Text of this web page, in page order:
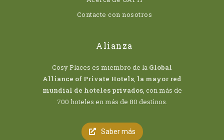
Contacte con nosotros
Alianza
Cosy Places es miembro de la Global
Alliance of Private Hotels la mayor red
mundial de hoteles privados, con más de
700 hoteles en más de 80 destinos.
Saber más